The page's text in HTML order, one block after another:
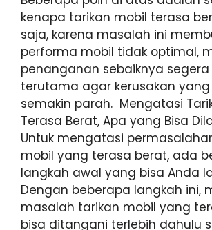
kenapa tarikan mobil terasa
saja, karena masalah ini
performa mobil tidak optimal,
penanganan sebaiknya segera
terutama agar kerusakan
semakin parah. Mengatasi
Terasa Berat, Apa yang Bisa
Untuk mengatasi
mobil yang terasa berat, ada
langkah awal yang bisa Anda
Dengan beberapa langkah ini,
masalah tarikan mobil yang
bisa ditangani terlebih dahulu